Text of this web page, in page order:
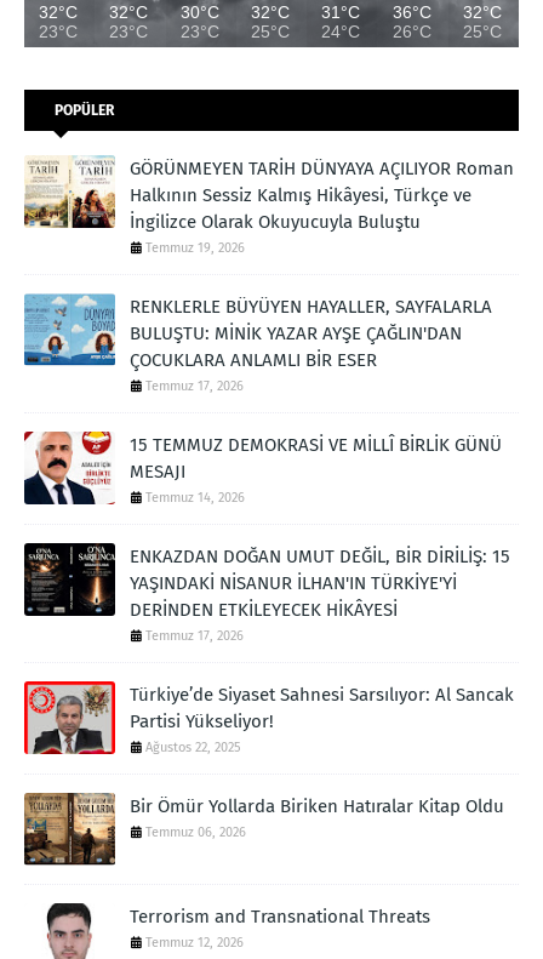
32°C
23°C
32°C
23°C
30°C
23°C
32°C
25°C
31°C
24°C
36°C
26°C
32°C
25°C
POPÜLER
GÖRÜNMEYEN TARİH DÜNYAYA AÇILIYOR Roman
Halkının Sessiz Kalmış Hikâyesi, Türkçe ve
İngilizce Olarak Okuyucuyla Buluştu
Temmuz 19, 2026
RENKLERLE BÜYÜYEN HAYALLER, SAYFALARLA
BULUŞTU: MİNİK YAZAR AYŞE ÇAĞLIN'DAN
ÇOCUKLARA ANLAMLI BİR ESER
Temmuz 17, 2026
15 TEMMUZ DEMOKRASİ VE MİLLÎ BİRLİK GÜNÜ
MESAJI
Temmuz 14, 2026
ENKAZDAN DOĞAN UMUT DEĞİL, BİR DİRİLİŞ: 15
YAŞINDAKİ NİSANUR İLHAN'IN TÜRKİYE'Yİ
DERİNDEN ETKİLEYECEK HİKÂYESİ
Temmuz 17, 2026
Türkiye’de Siyaset Sahnesi Sarsılıyor: Al Sancak
Partisi Yükseliyor!
Ağustos 22, 2025
Bir Ömür Yollarda Biriken Hatıralar Kitap Oldu
Temmuz 06, 2026
Terrorism and Transnational Threats
Temmuz 12, 2026